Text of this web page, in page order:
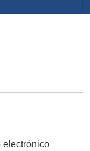
electrónico